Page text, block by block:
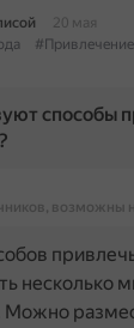
20 мая
способы
возможны
несколько
Можно